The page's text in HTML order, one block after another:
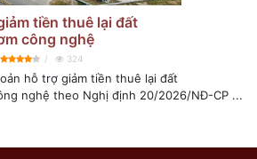
tiền thuê lại đất
công nghệ
324
hỗ trợ giảm tiền thuê lại đất
nghệ theo Nghị định 20/2026/NĐ-CP ...